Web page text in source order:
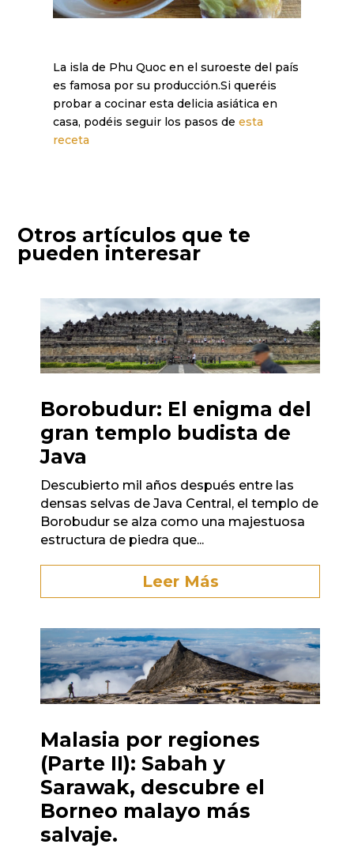
La isla de Phu Quoc en el suroeste del país
es famosa por su producción.Si queréis
probar a cocinar esta delicia asiática en
casa, podéis seguir los pasos deesta
receta
Otros artículos que te
pueden interesar
Borobudur: El enigma del
gran templo budista de
Java
Descubierto mil años después entre las
densas selvas de Java Central, el templo de
Borobudur se alza como una majestuosa
estructura de piedra que...
Leer Más
Malasia por regiones
(Parte II): Sabah y
Sarawak, descubre el
Borneo malayo más
salvaje.